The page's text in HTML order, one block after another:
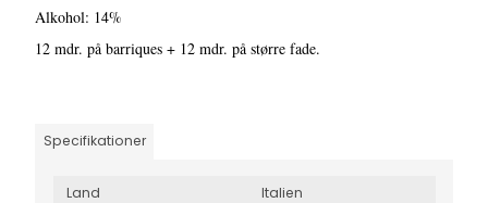
Alkohol: 14%
12 mdr. på barriques + 12 mdr. på større fade.
Specifikationer
Land
Italien